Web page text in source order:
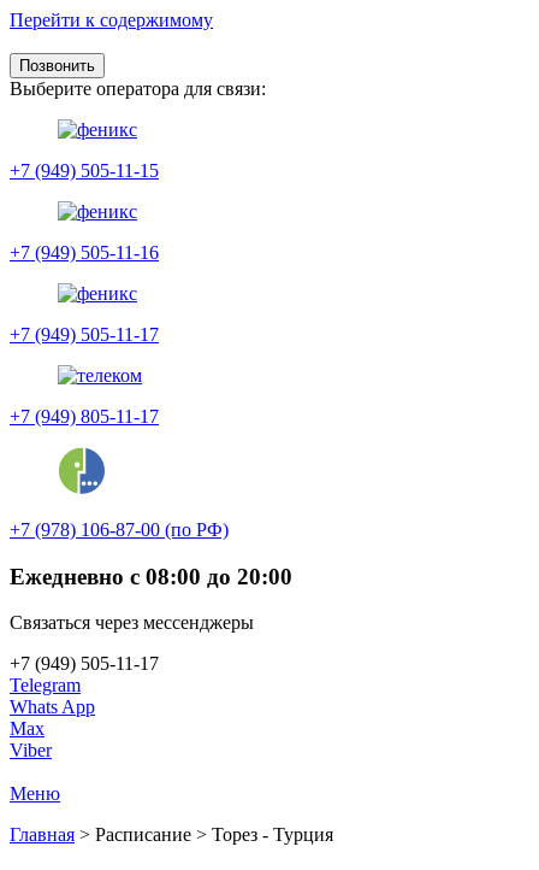
Перейти к содержимому
Позвонить
Выберите оператора для связи:
+7 (949) 505-11-15
+7 (949) 505-11-16
+7 (949) 505-11-17
+7 (949) 805-11-17
+7 (978) 106-87-00 (по РФ)
Ежедневно с 08:00 до 20:00
Связаться через мессенджеры
+7 (949) 505-11-17
Telegram
Whats App
Max
Viber
Меню
Главная > Расписание > Торез - Турция